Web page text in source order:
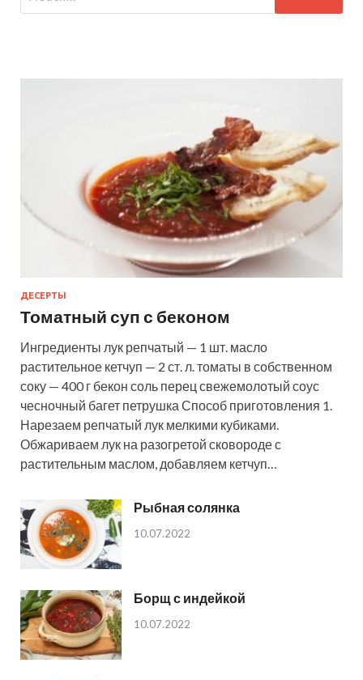
ДЕСЕРТЫ
Томатный суп с беконом
Ингредиенты лук репчатый — 1 шт. масло
растительное кетчуп — 2 ст. л. томаты в собственном
соку — 400 г бекон соль перец свежемолотый соус
чесночный багет петрушка Способ приготовления 1.
Нарезаем репчатый лук мелкими кубиками.
Обжариваем лук на разогретой сковороде с
растительным маслом, добавляем кетчуп…
Рыбная солянка
10.07.2022
Борщ с индейкой
10.07.2022